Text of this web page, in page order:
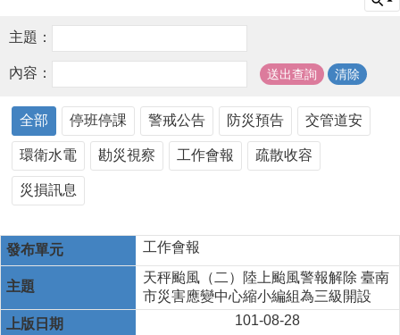
主題：
內容：
全部 停班停課 警戒公告 防災預告 交管道安
環衛水電 勘災視察 工作會報 疏散收容
災損訊息
工作會報
天秤颱風（二）陸上颱風警報解除 臺南
市災害應變中心縮小編組為三級開設
101-08-28